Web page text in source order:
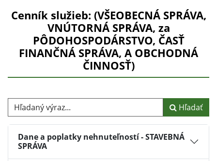
Cenník služieb: (VŠEOBECNÁ SPRÁVA,
VNÚTORNÁ SPRÁVA, za
PÔDOHOSPODÁRSTVO, ČASŤ
FINANČNÁ SPRÁVA, A OBCHODNÁ
ČINNOSŤ)
Hľadaný výraz... Hľadať
Dane a poplatky nehnuteľností - STAVEBNÁ
SPRÁVA